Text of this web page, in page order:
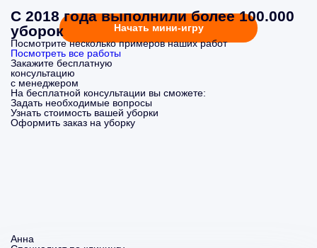
Начать мини-игру
С 2018 года выполнили более 100.000
уборок
Посмотрите несколько примеров наших работ
Посмотреть все работы
Закажите бесплатную
консультацию
с менеджером
На бесплатной консультации вы сможете:
Задать необходимые вопросы
Узнать стоимость вашей уборки
Оформить заказ на уборку
Анна